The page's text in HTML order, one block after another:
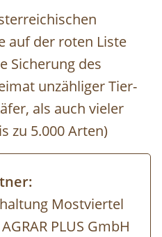
auf der roten Liste
Sicherung des
unzähliger Tier-
als auch vieler
zu 5.000 Arten)
Mostviertel
PLUS GmbH